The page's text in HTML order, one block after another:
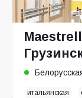
итальянская